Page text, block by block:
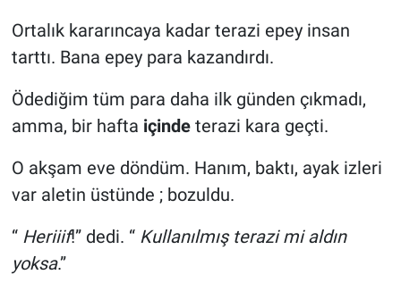
Ortalık kararıncaya kadar terazi epey insan
tarttı. Bana epey para kazandırdı.
Ödediğim tüm para daha ilk günden çıkmadı,
amma, bir hafta içindeterazi kara geçti.
O akşam eve döndüm. Hanım, baktı, ayak izleri
var aletin üstünde ; bozuldu.
“ Heriiif!” dedi. “ Kullanılmış terazi mi aldın
yoksa.”